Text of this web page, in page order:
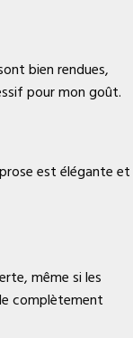
bien rendues,
pour mon goût.
est élégante et
même si les
complètement